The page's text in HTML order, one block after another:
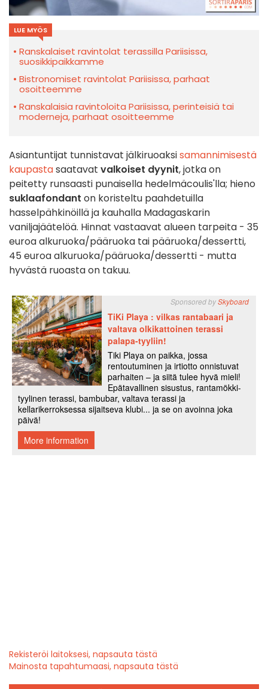
LUE MYÖS
Ranskalaiset ravintolat terassilla Pariisissa,
suosikkipaikkamme
Bistronomiset ravintolat Pariisissa, parhaat
osoitteemme
Ranskalaisia ravintoloita Pariisissa, perinteisiä tai
moderneja, parhaat osoitteemme
Asiantuntijat tunnistavat jälkiruoaksisamannimisestä
kaupastasaatavat valkoiset dyynit, jotka on
peitetty runsaasti punaisella hedelmäcoulis'lla; hieno
suklaafondant on koristeltu paahdetuilla
hasselpähkinöillä ja kauhalla Madagaskarin
vaniljajäätelöä. Hinnat vastaavat alueen tarpeita - 35
euroa alkuruoka/pääruoka tai pääruoka/dessertti,
45 euroa alkuruoka/pääruoka/dessertti - mutta
hyvästä ruoasta on takuu.
Rekisteröi laitoksesi, napsauta tästä
Mainosta tapahtumaasi, napsauta tästä